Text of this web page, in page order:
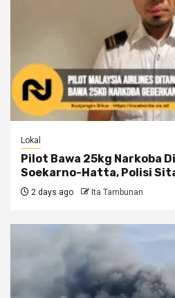
Lokal
Pilot Bawa 25kg Narkoba
Soekarno-Hatta, Polisi
2 days ago Ita Tambunan